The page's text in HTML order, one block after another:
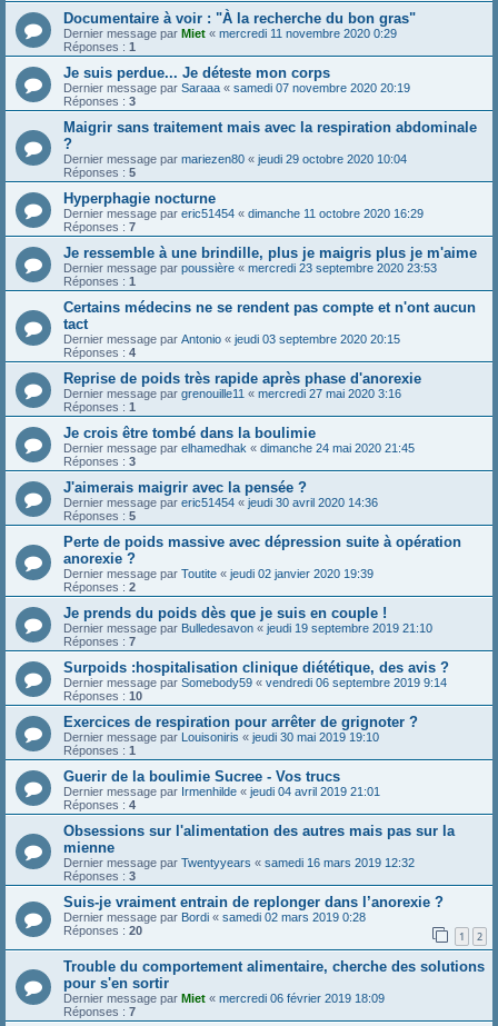
Documentaire à voir : "À la recherche du bon gras"
Dernier message par Miet « mercredi 11 novembre 2020 0:29
Réponses : 1
Je suis perdue... Je déteste mon corps
Dernier message par Saraaa « samedi 07 novembre 2020 20:19
Réponses : 3
Maigrir sans traitement mais avec la respiration abdominale
?
Dernier message par mariezen80 « jeudi 29 octobre 2020 10:04
Réponses : 5
Hyperphagie nocturne
Dernier message par eric51454 « dimanche 11 octobre 2020 16:29
Réponses : 7
Je ressemble à une brindille, plus je maigris plus je m'aime
Dernier message par poussière « mercredi 23 septembre 2020 23:53
Réponses : 1
Certains médecins ne se rendent pas compte et n'ont aucun
tact
Dernier message par Antonio « jeudi 03 septembre 2020 20:15
Réponses : 4
Reprise de poids très rapide après phase d'anorexie
Dernier message par grenouille11 « mercredi 27 mai 2020 3:16
Réponses : 1
Je crois être tombé dans la boulimie
Dernier message par elhamedhak « dimanche 24 mai 2020 21:45
Réponses : 3
J'aimerais maigrir avec la pensée ?
Dernier message par eric51454 « jeudi 30 avril 2020 14:36
Réponses : 5
Perte de poids massive avec dépression suite à opération
anorexie ?
Dernier message par Toutite « jeudi 02 janvier 2020 19:39
Réponses : 2
Je prends du poids dès que je suis en couple !
Dernier message par Bulledesavon « jeudi 19 septembre 2019 21:10
Réponses : 7
Surpoids :hospitalisation clinique diététique, des avis ?
Dernier message par Somebody59 « vendredi 06 septembre 2019 9:14
Réponses : 10
Exercices de respiration pour arrêter de grignoter ?
Dernier message par Louisoniris « jeudi 30 mai 2019 19:10
Réponses : 1
Guerir de la boulimie Sucree - Vos trucs
Dernier message par Irmenhilde « jeudi 04 avril 2019 21:01
Réponses : 4
Obsessions sur l'alimentation des autres mais pas sur la
mienne
Dernier message par Twentyyears « samedi 16 mars 2019 12:32
Réponses : 3
Suis-je vraiment entrain de replonger dans l’anorexie ?
Dernier message par Bordi « samedi 02 mars 2019 0:28
Réponses : 20 1 2
Trouble du comportement alimentaire, cherche des solutions
pour s'en sortir
Dernier message par Miet « mercredi 06 février 2019 18:09
Réponses : 7